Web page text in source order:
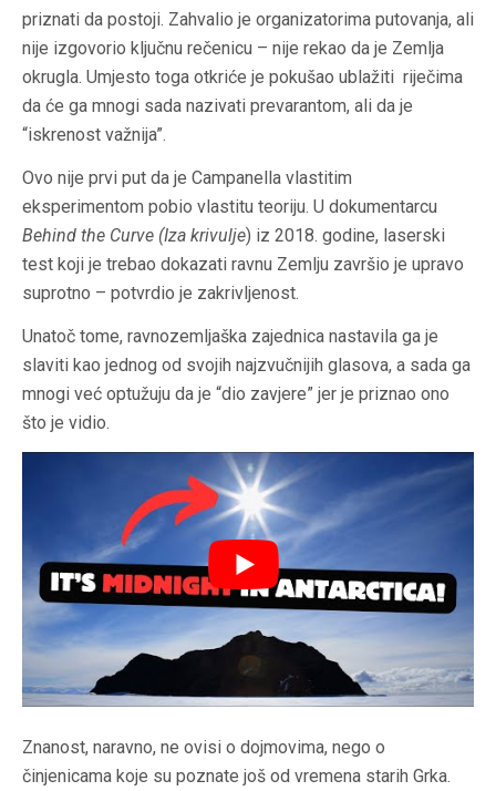
priznati da postoji. Zahvalio je organizatorima putovanja, ali
nije izgovorio ključnu rečenicu – nije rekao da je Zemlja
okrugla. Umjesto toga otkriće je pokušao ublažiti riječima
da će ga mnogi sada nazivati prevarantom, ali da je
“iskrenost važnija”.
Ovo nije prvi put da je Campanella vlastitim
eksperimentom pobio vlastitu teoriju. U dokumentarcu
Behind the Curve (Iza krivulje) iz 2018. godine, laserski
test koji je trebao dokazati ravnu Zemlju završio je upravo
suprotno – potvrdio je zakrivljenost.
Unatoč tome, ravnozemljaška zajednica nastavila ga je
slaviti kao jednog od svojih najzvučnijih glasova, a sada ga
mnogi već optužuju da je “dio zavjere” jer je priznao ono
što je vidio.
Znanost, naravno, ne ovisi o dojmovima, nego o
činjenicama koje su poznate još od vremena starih Grka.